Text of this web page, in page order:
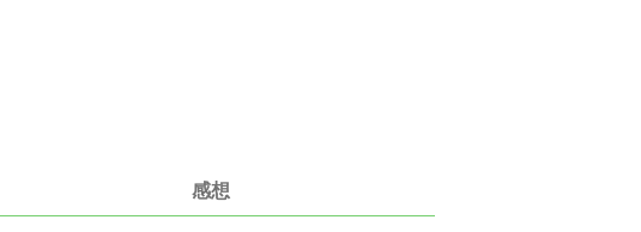
感想